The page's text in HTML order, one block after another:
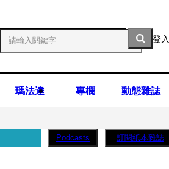
登入
瑪法達 專欄 動態雜誌
Podcasts 訂閱紙本雜誌